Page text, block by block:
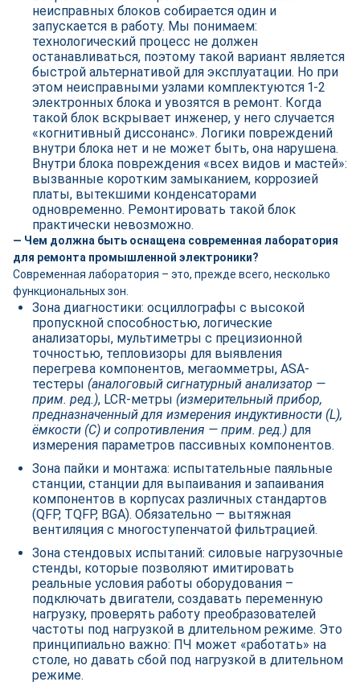
неисправных блоков собирается один и
запускается в работу. Мы понимаем:
технологический процесс не должен
останавливаться, поэтому такой вариант является
быстрой альтернативой для эксплуатации. Но при
этом неисправными узлами комплектуются 1-2
электронных блока и увозятся в ремонт. Когда
такой блок вскрывает инженер, у него случается
«когнитивный диссонанс». Логики повреждений
внутри блока нет и не может быть, она нарушена.
Внутри блока повреждения «всех видов и мастей»:
вызванные коротким замыканием, коррозией
платы, вытекшими конденсаторами
одновременно. Ремонтировать такой блок
практически невозможно.
— Чем должна быть оснащена современная лаборатория
для ремонта промышленной электроники?
Современная лаборатория – это, прежде всего, несколько
функциональных зон.
Зона диагностики: осциллографы с высокой
пропускной способностью, логические
анализаторы, мультиметры с прецизионной
точностью, тепловизоры для выявления
перегрева компонентов, мегаомметры, ASA-
тестеры (аналоговый сигнатурный анализатор —
прим. ред.), LCR-метры (измерительный прибор,
предназначенный для измерения индуктивности (L),
ёмкости (C) и сопротивления — прим. ред.) для
измерения параметров пассивных компонентов.
Зона пайки и монтажа: испытательные паяльные
станции, станции для выпаивания и запаивания
компонентов в корпусах различных стандартов
(QFP, TQFP, BGA). Обязательно — вытяжная
вентиляция с многоступенчатой фильтрацией.
Зона стендовых испытаний: силовые нагрузочные
стенды, которые позволяют имитировать
реальные условия работы оборудования –
подключать двигатели, создавать переменную
нагрузку, проверять работу преобразователей
частоты под нагрузкой в длительном режиме. Это
принципиально важно: ПЧ может «работать» на
столе, но давать сбой под нагрузкой в длительном
режиме.